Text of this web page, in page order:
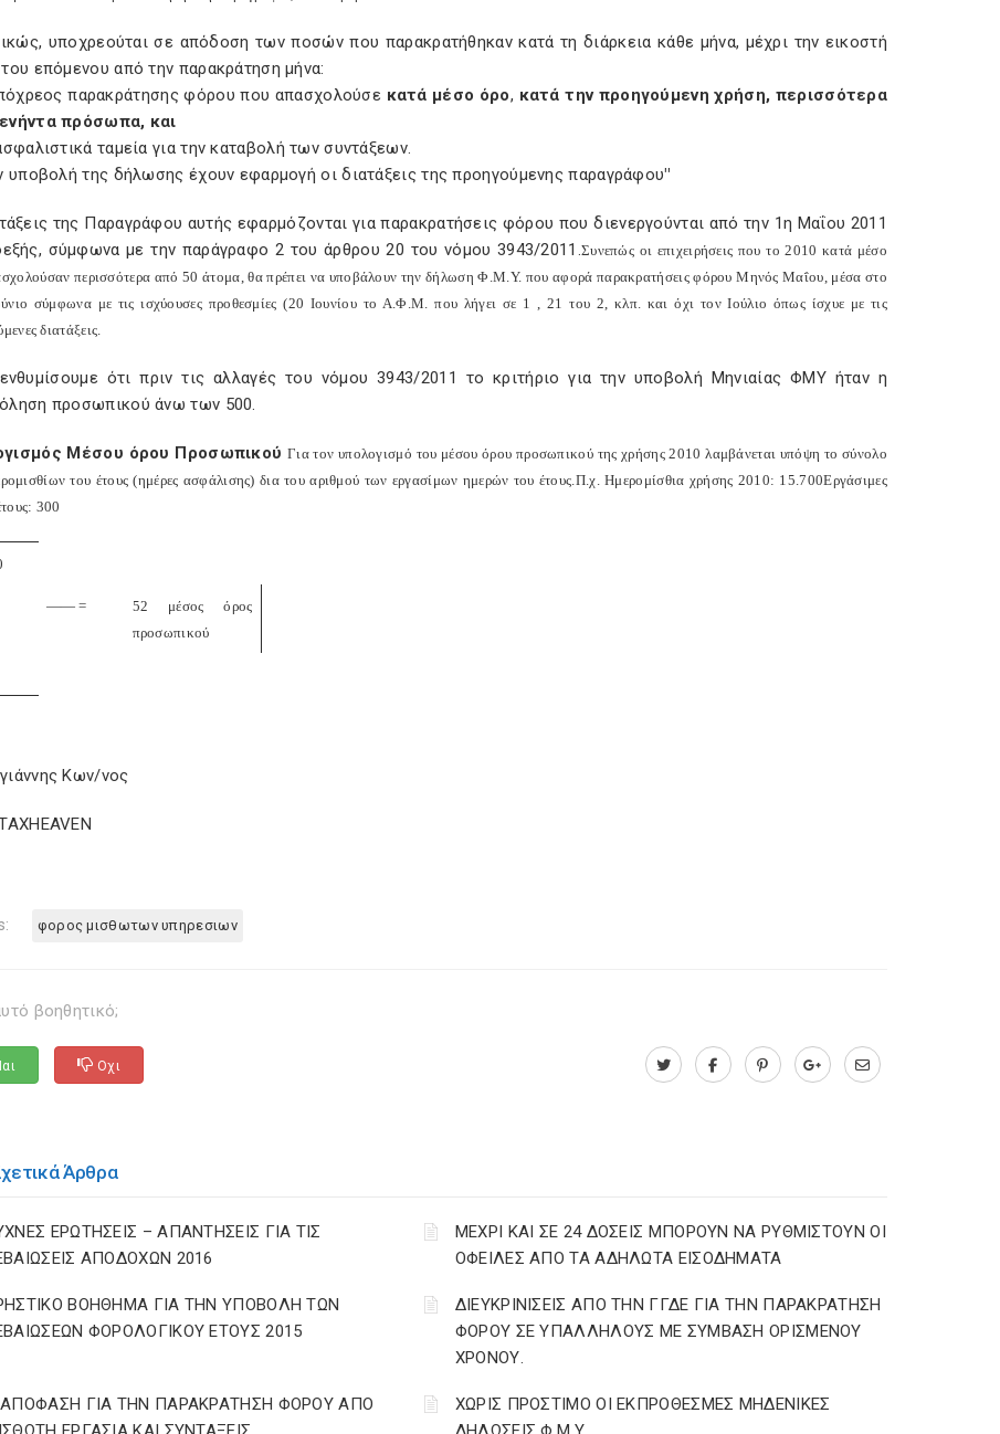
υποχρεούται σε απόδοση των ποσών που παρακρατήθηκαν κατά τη διάρκεια κάθε μήνα, μέχρι την εικοστή
επόμενου από την παρακράτηση μήνα:
παρακράτησης φόρου που απασχολούσε κατά μέσο όρο, κατά την προηγούμενη χρήση, περισσότερα
πρόσωπα, και
ταμεία για την καταβολή των συντάξεων.
υποβολή της δήλωσης έχουν εφαρμογή οι διατάξεις της προηγούμενης παραγράφου"
της Παραγράφου αυτής εφαρμόζονται για παρακρατήσεις φόρου που διενεργούνται από την 1η Μαΐου 2011
σύμφωνα με την παράγραφο 2 του άρθρου 20 του νόμου 3943/2011.Συνεπώς οι επιχειρήσεις που το 2010 κατά μέσο
περισσότερα από 50 άτομα, θα πρέπει να υποβάλουν την δήλωση Φ.Μ.Υ. που αφορά παρακρατήσεις φόρου Μηνός Μαΐου, μέσα στο
σύμφωνα με τις ισχύουσες προθεσμίες (20 Ιουνίου το Α.Φ.Μ. που λήγει σε 1 , 21 του 2, κλπ. και όχι τον Ιούλιο όπως ίσχυε με τις
διατάξεις.
ότι πριν τις αλλαγές του νόμου 3943/2011 το κριτήριο για την υποβολή Μηνιαίας ΦΜΥ ήταν η
προσωπικού άνω των 500.
Μέσου όρου Προσωπικού Για τον υπολογισμό του μέσου όρου προσωπικού της χρήσης 2010 λαμβάνεται υπόψη το σύνολο
του έτους (ημέρες ασφάλισης) δια του αριθμού των εργασίμων ημερών του έτους.Π.χ. Ημερομίσθια χρήσης 2010: 15.700Εργάσιμες
300
—— =
52 μέσος όρος
προσωπικού
Κων/νος
φορος μισθωτων υπηρεσιων
βοηθητικό;
Οχι
Άρθρα
ΕΡΩΤΗΣΕΙΣ – ΑΠΑΝΤΗΣΕΙΣ ΓΙΑ ΤΙΣ
ΑΠΟΔΟΧΩΝ 2016
ΜΕΧΡΙ ΚΑΙ ΣΕ 24 ΔΟΣΕΙΣ ΜΠΟΡΟΥΝ ΝΑ ΡΥΘΜΙΣΤΟΥΝ ΟΙ
ΟΦΕΙΛΕΣ ΑΠΟ ΤΑ ΑΔΗΛΩΤΑ ΕΙΣΟΔΗΜΑΤΑ
ΒΟΗΘΗΜΑ ΓΙΑ ΤΗΝ ΥΠΟΒΟΛΗ ΤΩΝ
ΦΟΡΟΛΟΓΙΚΟΥ ΕΤΟΥΣ 2015
ΔΙΕΥΚΡΙΝΙΣΕΙΣ ΑΠΟ ΤΗΝ ΓΓΔΕ ΓΙΑ ΤΗΝ ΠΑΡΑΚΡΑΤΗΣΗ
ΦΟΡΟΥ ΣΕ ΥΠΑΛΛΗΛΟΥΣ ΜΕ ΣΥΜΒΑΣΗ ΟΡΙΣΜΕΝΟΥ
ΧΡΟΝΟΥ.
ΓΙΑ ΤΗΝ ΠΑΡΑΚΡΑΤΗΣΗ ΦΟΡΟΥ ΑΠΟ
ΧΩΡΙΣ ΠΡΟΣΤΙΜΟ ΟΙ ΕΚΠΡΟΘΕΣΜΕΣ ΜΗΔΕΝΙΚΕΣ